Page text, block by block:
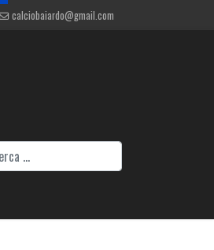
calciobaiardo@gmail.com